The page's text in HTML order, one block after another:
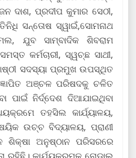
ଦାଶ, ପ୍ରଦୀପ କୁମାର ସେଠୀ,
ସନ୍ତୋଷ ସ୍ୱାଇଁ,ସୋମନାଥ
ଯୁବ ସାମ୍ବାଦିକ ଶିବରାମ
କର୍ମଚାରୀ, ସ୍ୱଚ୍ଛ ସାଥୀ,
ସଦସ୍ୟା ପ୍ରମୁଖ ଉପସ୍ଥିତ
ଅଞ୍ଚଳ ପରିଷଦକୁ ଚଳିତ
ପାଇଁ ନିର୍ଦ୍ଦେଶ ଦିଆଯାଇଥିବା
ତହସିଲ କାର୍ଯ୍ୟାଳୟ,
ଉଚ୍ଚ ବିଦ୍ୟାଳୟ, ପ୍ରାଣୀ
ଶିକ୍ଷା ଅନୁଷ୍ଠାନ ପରିସରରେ
ରହିଛି। କାର୍ଯ୍ୟକ୍ରମକୁ ନୋଡାଲ